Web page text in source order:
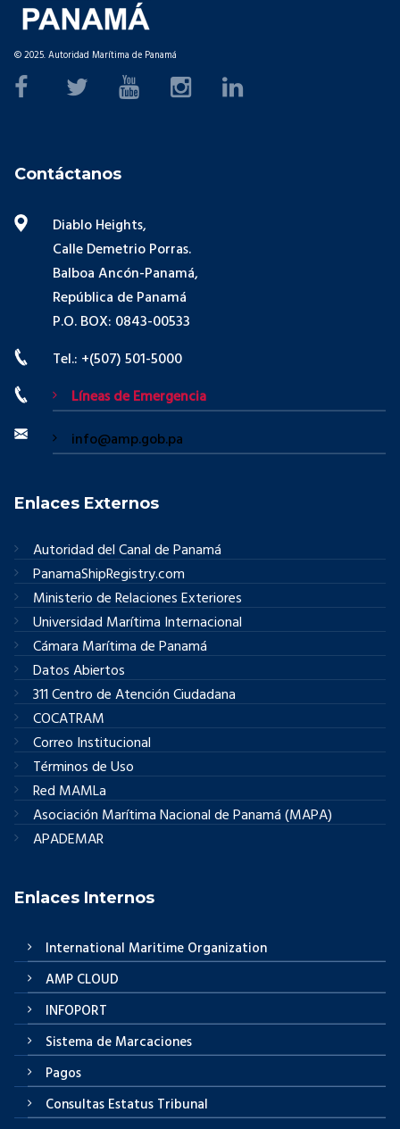
© 2025. Autoridad Marítima de Panamá
Contáctanos
Diablo Heights,
Calle Demetrio Porras.
Balboa Ancón-Panamá,
República de Panamá
P.O. BOX: 0843-00533
Tel.: +(507) 501-5000
Líneas de Emergencia
info@amp.gob.pa
Enlaces Externos
Autoridad del Canal de Panamá
PanamaShipRegistry.com
Ministerio de Relaciones Exteriores
Universidad Marítima Internacional
Cámara Marítima de Panamá
Datos Abiertos
311 Centro de Atención Ciudadana
COCATRAM
Correo Institucional
Términos de Uso
Red MAMLa
Asociación Marítima Nacional de Panamá (MAPA)
APADEMAR
Enlaces Internos
International Maritime Organization
AMP CLOUD
INFOPORT
Sistema de Marcaciones
Pagos
Consultas Estatus Tribunal